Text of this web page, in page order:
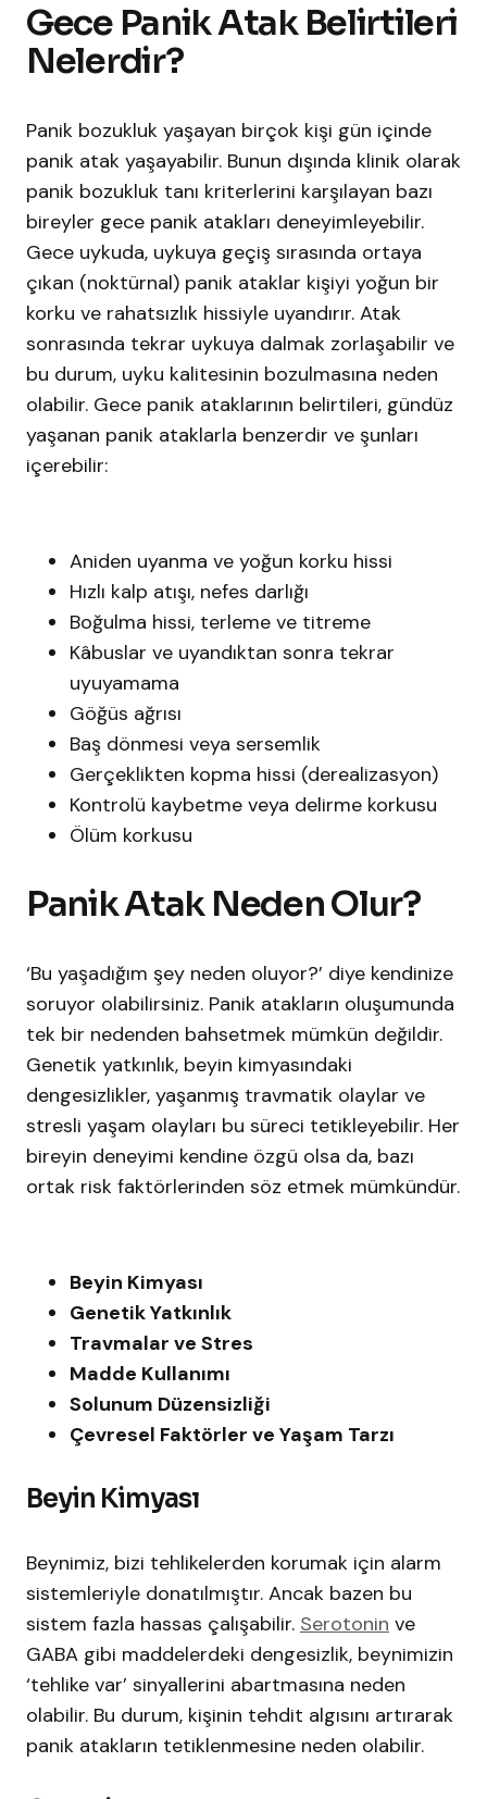
Gece Panik Atak Belirtileri
Nelerdir?
Panik bozukluk yaşayan birçok kişi gün içinde
panik atak yaşayabilir. Bunun dışında klinik olarak
panik bozukluk tanı kriterlerini karşılayan bazı
bireyler gece panik atakları deneyimleyebilir.
Gece uykuda, uykuya geçiş sırasında ortaya
çıkan (noktürnal) panik ataklar kişiyi yoğun bir
korku ve rahatsızlık hissiyle uyandırır. Atak
sonrasında tekrar uykuya dalmak zorlaşabilir ve
bu durum, uyku kalitesinin bozulmasına neden
olabilir. Gece panik ataklarının belirtileri, gündüz
yaşanan panik ataklarla benzerdir ve şunları
içerebilir:​
Aniden uyanma ve yoğun korku hissi
Hızlı kalp atışı, nefes darlığı
Boğulma hissi, terleme ve titreme
Kâbuslar ve uyandıktan sonra tekrar
uyuyamama
Göğüs ağrısı
Baş dönmesi veya sersemlik
Gerçeklikten kopma hissi (derealizasyon)
Kontrolü kaybetme veya delirme korkusu
Ölüm korkusu​
Panik Atak Neden Olur?
‘Bu yaşadığım şey neden oluyor?’ diye kendinize
soruyor olabilirsiniz. Panik atakların oluşumunda
tek bir nedenden bahsetmek mümkün değildir.
Genetik yatkınlık, beyin kimyasındaki
dengesizlikler, yaşanmış travmatik olaylar ve
stresli yaşam olayları bu süreci tetikleyebilir. Her
bireyin deneyimi kendine özgü olsa da, bazı
ortak risk faktörlerinden söz etmek mümkündür.
Beyin Kimyası
Genetik Yatkınlık
Travmalar ve Stres
Madde Kullanımı
Solunum Düzensizliği
Çevresel Faktörler ve Yaşam Tarzı
Beyin Kimyası
Beynimiz, bizi tehlikelerden korumak için alarm
sistemleriyle donatılmıştır. Ancak bazen bu
sistem fazla hassas çalışabilir. Serotonin ve
GABA gibi maddelerdeki dengesizlik, beynimizin
‘tehlike var’ sinyallerini abartmasına neden
olabilir. Bu durum, kişinin tehdit algısını artırarak
panik atakların tetiklenmesine neden olabilir.